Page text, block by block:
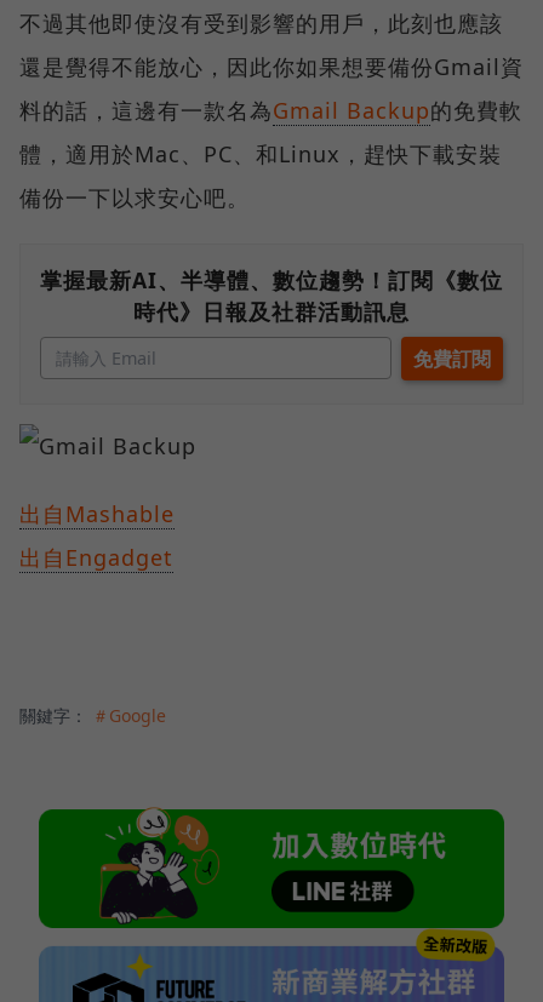
不過其他即使沒有受到影響的用戶，此刻也應該
還是覺得不能放心，因此你如果想要備份Gmail資
料的話，這邊有一款名為Gmail Backup的免費軟
體，適用於Mac、PC、和Linux，趕快下載安裝
備份一下以求安心吧。
掌握最新AI、半導體、數位趨勢！訂閱《數位
時代》日報及社群活動訊息
出自Mashable
出自Engadget
關鍵字： ＃Google